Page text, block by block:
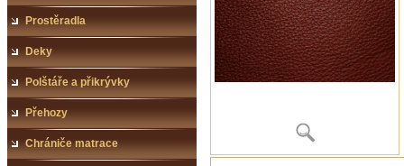
Prostěradla
Deky
Polštáře a přikrývky
Přehozy
Chrániče matrace